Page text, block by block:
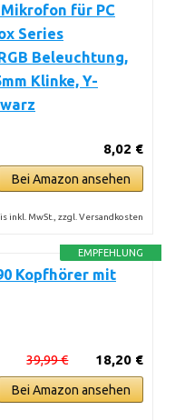
für PC
Series
Beleuchtung,
Klinke, Y-
8,02 €
Bei Amazon ansehen
inkl. MwSt., zzgl. Versandkosten
EMPFEHLUNG
Kopfhörer mit
18,20 €
39,99 €
Bei Amazon ansehen